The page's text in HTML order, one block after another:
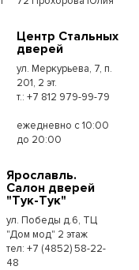
Центр Стальных
дверей
ул. Меркурьева, 7, п.
201, 2 эт.
т.: +7 812 979-99-79
ежедневно с 10:00
до 20:00
Ярославль.
Салон дверей
"Тук-Тук"
ул. Победы д.6, ТЦ
"Дом мод" 2 этаж
тел: +7 (4852) 58-22-
48